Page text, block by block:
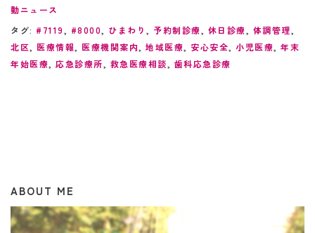
動ニュース
タグ: #7119 , #8000, ひまわり , 予約制診療, 休日診療, 体調管理,
北区, 医療情報, 医療機関案内, 地域医療, 安心安全, 小児医療, 年末
年始医療, 応急診療所, 救急医療相談, 歯科応急診療
ABOUT ME